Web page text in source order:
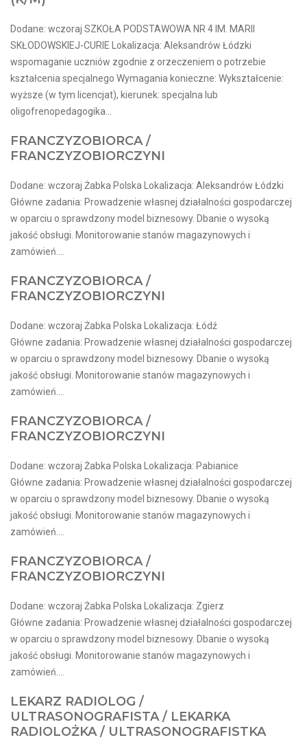
Dodane: wczoraj SZKOŁA PODSTAWOWA NR 4 IM. MARII
SKŁODOWSKIEJ-CURIE Lokalizacja: Aleksandrów Łódzki
wspomaganie uczniów zgodnie z orzeczeniem o potrzebie
kształcenia specjalnego Wymagania konieczne: Wykształcenie:
wyższe (w tym licencjat), kierunek: specjalna lub
oligofrenopedagogika...
FRANCZYZOBIORCA /
FRANCZYZOBIORCZYNI
Dodane: wczoraj Żabka Polska Lokalizacja: Aleksandrów Łódzki
Główne zadania: Prowadzenie własnej działalności gospodarczej
w oparciu o sprawdzony model biznesowy. Dbanie o wysoką
jakość obsługi. Monitorowanie stanów magazynowych i
zamówień....
FRANCZYZOBIORCA /
FRANCZYZOBIORCZYNI
Dodane: wczoraj Żabka Polska Lokalizacja: Łódź
Główne zadania: Prowadzenie własnej działalności gospodarczej
w oparciu o sprawdzony model biznesowy. Dbanie o wysoką
jakość obsługi. Monitorowanie stanów magazynowych i
zamówień....
FRANCZYZOBIORCA /
FRANCZYZOBIORCZYNI
Dodane: wczoraj Żabka Polska Lokalizacja: Pabianice
Główne zadania: Prowadzenie własnej działalności gospodarczej
w oparciu o sprawdzony model biznesowy. Dbanie o wysoką
jakość obsługi. Monitorowanie stanów magazynowych i
zamówień....
FRANCZYZOBIORCA /
FRANCZYZOBIORCZYNI
Dodane: wczoraj Żabka Polska Lokalizacja: Zgierz
Główne zadania: Prowadzenie własnej działalności gospodarczej
w oparciu o sprawdzony model biznesowy. Dbanie o wysoką
jakość obsługi. Monitorowanie stanów magazynowych i
zamówień....
LEKARZ RADIOLOG /
ULTRASONOGRAFISTA / LEKARKA
RADIOLOŻKA / ULTRASONOGRAFISTKA